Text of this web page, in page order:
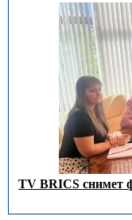
TV BRICS снимет